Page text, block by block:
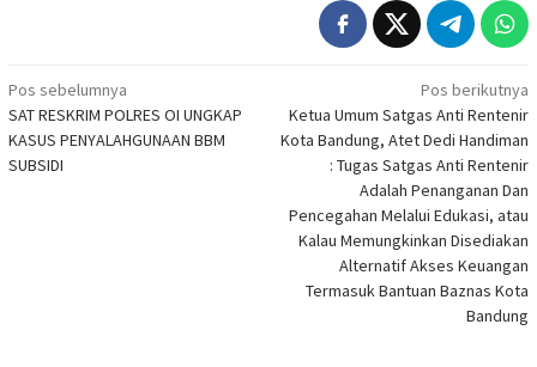
Navigasi
pos
Pos sebelumnya
SAT RESKRIM POLRES OI UNGKAP
KASUS PENYALAHGUNAAN BBM
SUBSIDI
Pos berikutnya
Ketua Umum Satgas Anti Rentenir
Kota Bandung, Atet Dedi Handiman
: Tugas Satgas Anti Rentenir
Adalah Penanganan Dan
Pencegahan Melalui Edukasi, atau
Kalau Memungkinkan Disediakan
Alternatif Akses Keuangan
Termasuk Bantuan Baznas Kota
Bandung